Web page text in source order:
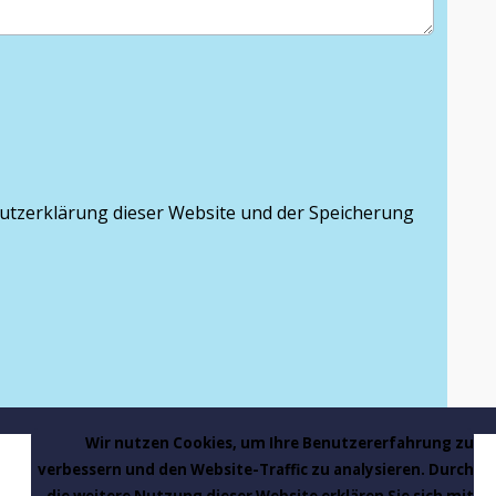
dieser Website und der Speicherung
Wir nutzen Cookies, um Ihre Benutzererfahrung zu
verbessern und den Website-Traffic zu analysieren. Durch